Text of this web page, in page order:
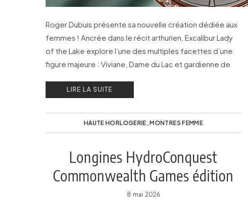
Roger Dubuis présente sa nouvelle création dédiée aux
femmes ! Ancrée dans le récit arthurien, Excalibur Lady
of the Lake explore l’une des multiples facettes d’une
figure majeure : Viviane, Dame du Lac et gardienne de
LIRE LA SUITE
HAUTE HORLOGERIE,MONTRES FEMME
Longines HydroConquest
Commonwealth Games édition
Glasgow 2026
8 mai 2026